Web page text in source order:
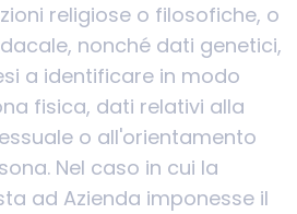
religiose o filosofiche, o
nonché dati genetici,
a identificare in modo
fisica, dati relativi alla
o all'orientamento
Nel caso in cui la
ad Azienda imponesse il